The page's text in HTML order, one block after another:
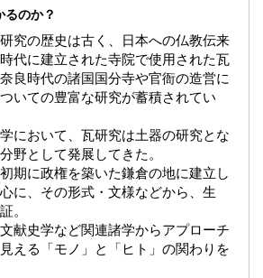
るのか？
究の歴史は古く、日本への仏教伝来
代に建立された寺院で使用された瓦
良時代の諸国国分寺や官衙の造営に
いての豊富な研究が蓄積されてい
において、瓦研究は土器の研究とな
野として発展してきた。
期に政権を築いた鎌倉の地に建立し
に、その形式・文様などから、生
。
献史学など関連諸学からアプローチ
える「モノ」と「ヒト」の関わりを